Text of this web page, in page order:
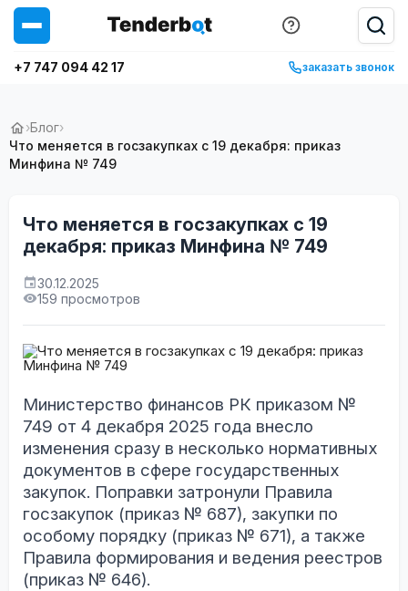
+7 747 094 42 17 заказать звонок
›Блог›
Что меняется в госзакупках с 19 декабря: приказ
Минфина № 749
Что меняется в госзакупках с 19
декабря: приказ Минфина № 749
30.12.2025
159 просмотров
Министерство финансов РК приказом №
749 от 4 декабря 2025 года внесло
изменения сразу в несколько нормативных
документов в сфере государственных
закупок. Поправки затронули Правила
госзакупок (приказ № 687), закупки по
особому порядку (приказ № 671), а также
Правила формирования и ведения реестров
(приказ № 646).